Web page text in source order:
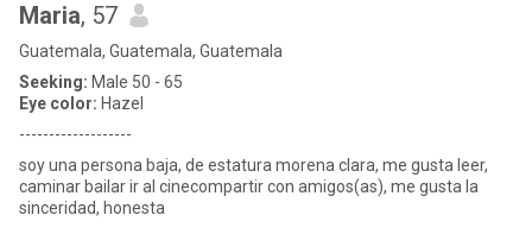
Maria, 57
Guatemala, Guatemala, Guatemala
Seeking: Male 50 - 65
Eye color: Hazel
-------------------
soy una persona baja, de estatura morena clara, me gusta leer,
caminar bailar ir al cinecompartir con amigos(as), me gusta la
sinceridad, honesta